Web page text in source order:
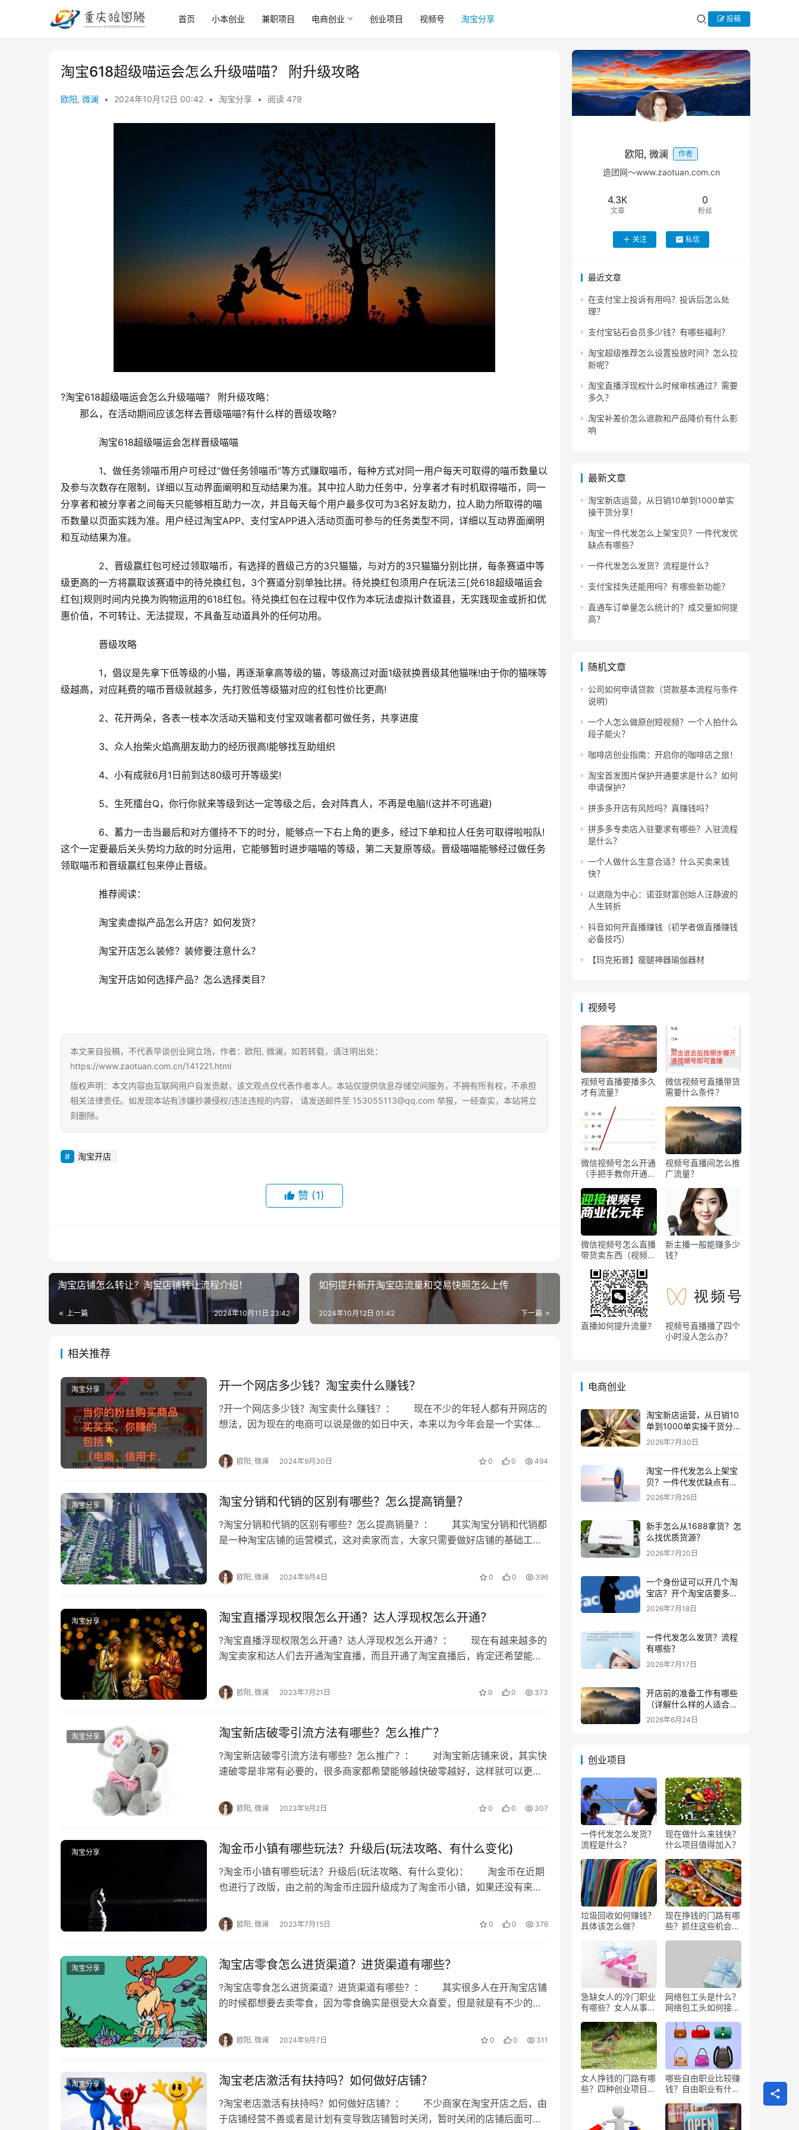
首页 小本创业 兼职项目 电商创业 创业项目 视频号 淘宝分享 投稿
淘宝618超级喵运会怎么升级喵喵？ 附升级攻略
欧阳, 微澜 • 2024年10月12日 00:42 • 淘宝分享 • 阅读 479
?淘宝618超级喵运会怎么升级喵喵？ 附升级攻略：
那么，在活动期间应该怎样去晋级喵喵?有什么样的晋级攻略?
淘宝618超级喵运会怎样晋级喵喵
1、做任务领喵币用户可经过“做任务领喵币”等方式赚取喵币，每种方式对同一用户每天可取得的喵币数量以
及参与次数存在限制，详细以互动界面阐明和互动结果为准。其中拉人助力任务中，分享者才有时机取得喵币，同一
分享者和被分享者之间每天只能够相互助力一次，并且每天每个用户最多仅可为3名好友助力，拉人助力所取得的喵
币数量以页面实践为准。用户经过淘宝APP、支付宝APP进入活动页面可参与的任务类型不同，详细以互动界面阐明
和互动结果为准。
2、晋级赢红包可经过领取喵币，有选择的晋级己方的3只猫猫，与对方的3只猫猫分别比拼，每条赛道中等
级更高的一方将赢取该赛道中的待兑换红包，3个赛道分别单独比拼。待兑换红包须用户在玩法三[兑618超级喵运会
红包]规则时间内兑换为购物运用的618红包。待兑换红包在过程中仅作为本玩法虚拟计数道县，无实践现金或折扣优
惠价值，不可转让、无法提现，不具备互动道具外的任何功用。
晋级攻略
1，倡议是先拿下低等级的小猫，再逐渐拿高等级的猫，等级高过对面1级就换晋级其他猫咪!由于你的猫咪等
级越高，对应耗费的喵币晋级就越多，先打败低等级猫对应的红包性价比更高!
2、花开两朵，各表一枝本次活动天猫和支付宝双端者都可做任务，共享进度
3、众人抬柴火焰高朋友助力的经历很高!能够找互助组织
4、小有成就6月1日前到达80级可开等级奖!
5、生死擂台Q，你行你就来等级到达一定等级之后，会对阵真人，不再是电脑!(这并不可逃避)
6、蓄力一击当最后和对方僵持不下的时分，能够点一下右上角的更多，经过下单和拉人任务可取得啦啦队!
这个一定要最后关头势均力敌的时分运用，它能够暂时进步喵喵的等级，第二天复原等级。晋级喵喵能够经过做任务
领取喵币和晋级赢红包来停止晋级。
推荐阅读：
淘宝卖虚拟产品怎么开店？如何发货？
淘宝开店怎么装修？装修要注意什么？
淘宝开店如何选择产品？怎么选择类目？
本文来自投稿，不代表早谈创业网立场，作者：欧阳, 微澜，如若转载，请注明出处：
https://www.zaotuan.com.cn/141221.html
版权声明：本文内容由互联网用户自发贡献，该文观点仅代表作者本人。本站仅提供信息存储空间服务，不拥有所有权，不承担
相关法律责任。如发现本站有涉嫌抄袭侵权/违法违规的内容， 请发送邮件至 153055113@qq.com 举报，一经查实，本站将立
刻删除。
淘宝开店
赞 (1)
淘宝店铺怎么转让？淘宝店铺转让流程介绍！
上一篇 2024年10月11日 23:42
如何提升新开淘宝店流量和交易快照怎么上传
下一篇
2024年10月12日 01:42
相关推荐
淘宝分享 开一个网店多少钱？淘宝卖什么赚钱？
?开一个网店多少钱？淘宝卖什么赚钱？： 现在不少的年轻人都有开网店的
想法，因为现在的电商可以说是做的如日中天，本来以为今年会是一个实体店
欧阳, 微澜 2024年9月30日 0 0 494
淘宝分享 淘宝分销和代销的区别有哪些？怎么提高销量？
?淘宝分销和代销的区别有哪些？怎么提高销量？： 其实淘宝分销和代销都
是一种淘宝店铺的运营模式，这对卖家而言，大家只需要做好店铺的基础工
欧阳, 微澜 2024年9月4日 0 0 396
淘宝分享 淘宝直播浮现权限怎么开通？达人浮现权怎么开通？
?淘宝直播浮现权限怎么开通？达人浮现权怎么开通？： 现在有越来越多的
淘宝卖家和达人们去开通淘宝直播，而且开通了淘宝直播后，肯定还希望能够
欧阳, 微澜 2023年7月21日 0 0 373
淘宝分享 淘宝新店破零引流方法有哪些？怎么推广？
?淘宝新店破零引流方法有哪些？怎么推广？： 对淘宝新店铺来说，其实快
速破零是非常有必要的，很多商家都希望能够越快破零越好，这样就可以更好
欧阳, 微澜 2023年9月2日 0 0 307
淘宝分享 淘金币小镇有哪些玩法？升级后(玩法攻略、有什么变化)
?淘金币小镇有哪些玩法？升级后(玩法攻略、有什么变化)： 淘金币在近期
也进行了改版，由之前的淘金币庄园升级成为了淘金币小镇，如果还没有来得
欧阳, 微澜 2023年7月15日 0 0 376
淘宝分享 淘宝店零食怎么进货渠道？进货渠道有哪些？
?淘宝店零食怎么进货渠道？进货渠道有哪些？： 其实很多人在开淘宝店铺
的时候都想要去卖零食，因为零食确实是很受大众喜爱，但是就是有不少的淘
欧阳, 微澜 2024年9月7日 0 0 311
淘宝分享 淘宝老店激活有扶持吗？如何做好店铺？
?淘宝老店激活有扶持吗？如何做好店铺？： 不少商家在淘宝开店之后，由
于店铺经营不善或者是计划有变导致店铺暂时关闭，暂时关闭的店铺后面可以
欧阳, 微澜 作者
造团网～www.zaotuan.com.cn
4.3K
文章
0
粉丝
关注 私信
最近文章
在支付宝上投诉有用吗？投诉后怎么处
理？
支付宝钻石会员多少钱？有哪些福利？
淘宝超级推荐怎么设置投放时间？怎么拉
新呢？
淘宝直播浮现权什么时候审核通过？需要
多久？
淘宝补差价怎么退款和产品降价有什么影
响
最新文章
淘宝新店运营，从日销10单到1000单实
操干货分享！
淘宝一件代发怎么上架宝贝？一件代发优
缺点有哪些？
一件代发怎么发货？流程是什么？
支付宝挂失还能用吗？有哪些新功能？
直通车订单量怎么统计的？成交量如何提
高？
随机文章
公司如何申请贷款（贷款基本流程与条件
说明）
一个人怎么做原创短视频？一个人拍什么
段子能火？
咖啡店创业指南：开启你的咖啡店之旅！
淘宝首发图片保护开通要求是什么？如何
申请保护？
拼多多开店有风险吗？真赚钱吗？
拼多多专卖店入驻要求有哪些？入驻流程
是什么？
一个人做什么生意合适？什么买卖来钱
快？
以退隐为中心：诺亚财富创始人汪静波的
人生转折
抖音如何开直播赚钱（初学者做直播赚钱
必备技巧）
【玛克拓普】瘦腿神器瑜伽器材
视频号
视频号直播要播多久
才有流量？
微信视频号直播带货
需要什么条件？
微信视频号怎么开通
（手把手教你开通微
视频号直播间怎么推
广流量？
微信视频号怎么直播
带货卖东西（视频号
新主播一般能赚多少
钱？
直播如何提升流量?
视频号直播播了四个
小时没人怎么办？
电商创业
淘宝新店运营，从日销10
单到1000单实操干货分
享！
2026年7月30日
淘宝一件代发怎么上架宝
贝？一件代发优缺点有哪
些？
2026年7月29日
新手怎么从1688拿货？怎
么找优质货源？
2026年7月20日
一个身份证可以开几个淘
宝店？开个淘宝店要多少
钱？
2026年7月18日
一件代发怎么发货？流程
有哪些？
2026年7月17日
开店前的准备工作有哪些
（详解什么样的人适合做
生意）
2026年6月24日
创业项目
一件代发怎么发货？
流程是什么？
现在做什么来钱快？
什么项目值得加入？
垃圾回收如何赚钱？
具体该怎么做？
现在挣钱的门路有哪
些？抓住这些机会闷
急缺女人的冷门职业
有哪些？女人从事哪
网络包工头是什么？
网络包工头如何接业
女人挣钱的门路有哪
些？四种创业项目推
哪些自由职业比较赚
钱？自由职业有什么